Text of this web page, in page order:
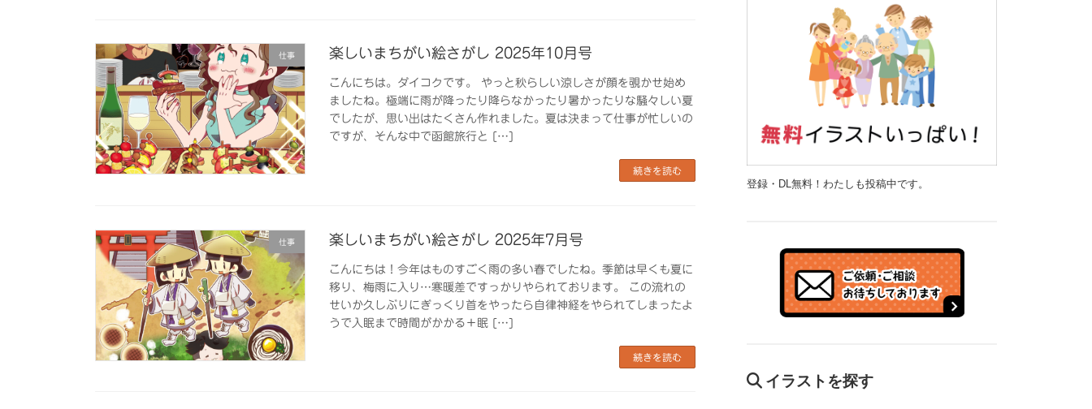
仕事 楽しいまちがい絵さがし 2025年10月号
こんにちは。ダイコクです。 やっと秋らしい涼しさが顔を覗かせ始め
ましたね。極端に雨が降ったり降らなかったり暑かったりな騒々しい夏
でしたが、思い出はたくさん作れました。夏は決まって仕事が忙しいの
ですが、そんな中で函館旅行と […]
続きを読む
仕事 楽しいまちがい絵さがし 2025年7月号
こんにちは！今年はものすごく雨の多い春でしたね。季節は早くも夏に
移り、梅雨に入り…寒暖差ですっかりやられております。 この流れの
せいか久しぶりにぎっくり首をやったら自律神経をやられてしまったよ
うで入眠まで時間がかかる＋眠 […]
続きを読む
登録・DL無料！わたしも投稿中です。
イラストを探す